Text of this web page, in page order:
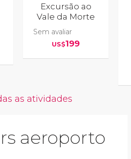
Excursão ao
Vale da Morte
Sem avaliar
US$199
as atividades
aeroporto